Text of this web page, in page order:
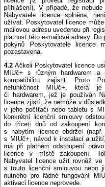
přihlášení). V případě, že
Nabyvatele licence splněna,
užívat. Poskytovatel licence
mailovou adresu uvedenou při
platnost této e-mailové adresy.
pokynů Poskytovatele licence
pozastavena.
4.2 Ačkoli Poskytovatel licence
MIUč+ s různým hardwarem a
kompatibilitu zajistit. Proto
nefunkčnost MIUč+, která je
či hardwarem, jež je používán
licence zjistí, že nemůže v
v jeho počítači nebo tabletu s
konkrétní licenční smlouvy
do třiceti dnů od zakoupení
s nabytím licence obdržel
s MIUč+, návod k instalaci a
má při platném odstoupení
licence v místě zakoupení.
Nabyvatel licence užít rovněž
s touto licenční smlouvou nebo
nutného pro řádné fungování
aktivaci licence neprovede.